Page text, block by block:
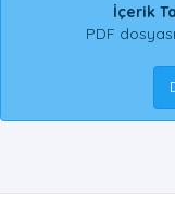
İçerik
PDF